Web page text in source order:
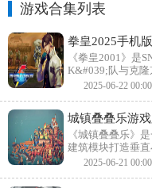
游戏合集列表
拳皇2025手机
《拳皇2001》是
K&#039;队与克隆
支援角色可中断
2025-06-22
城镇叠叠乐游
《城镇叠叠乐》
建筑模块打造垂
题街区如童话屋
2025-06-21